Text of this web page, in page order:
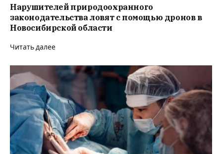
Нарушителей природоохранного
законодательства ловят с помощью дронов в
Новосибирской области
Читать далее